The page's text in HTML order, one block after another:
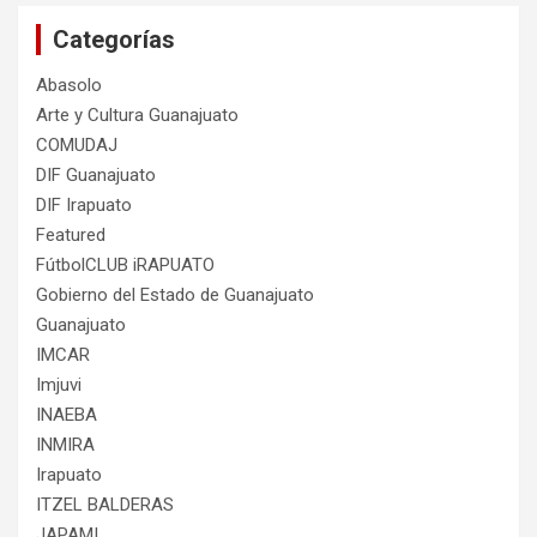
Categorías
Abasolo
Arte y Cultura Guanajuato
COMUDAJ
DIF Guanajuato
DIF Irapuato
Featured
FútbolCLUB iRAPUATO
Gobierno del Estado de Guanajuato
Guanajuato
IMCAR
Imjuvi
INAEBA
INMIRA
Irapuato
ITZEL BALDERAS